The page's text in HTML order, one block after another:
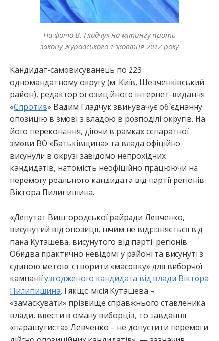
На фото В. Гладчук на мітингу проти
закону Журавського 1 жовтня 2012 року
Кандидат-самовисуванець по 223
одномандатному округу (м. Київ, Шевченківський
район), редактор опозиційного інтернет-видання
«Спротив» Вадим Гладчук звинувачує об`єднаннy
опозицію в змові з владою в розподілі округів. На
його переконання, діючи в рамках сепаратної
змови ВО «Батьківщина» та влада офіційно
висунули в окрузі завідомо непрохідних
кандидатів, натомість неофіційно працюючи на
перемогу реального кандидата від партії регіонів
Віктора Пилипишина.
«Депутат Вишгородської райради Левченко,
висунутий від опозиції, нічим не відрізняється від
пана Куташева, висунутого від партії регіонів.
Обидва практично невідомі у районі та висунуті з
єдиною метою: створити «масовку» для виборчої
кампаніїузгодженого кандидата від влади Віктора
Пилипишина. І якщо місія Куташева –
«замаскувати» прізвище справжнього ставленика
влади, ввести в оману виборців, то завдання
«парашутиста» Левченко – не допустити перемоги